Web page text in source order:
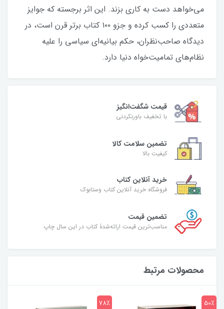
می‌خواهد دست به کاری بزند. این اثر برجسته که جوایز
متعددی را کسب کرده و جزو ۱۰۰ کتاب برتر قرن است، در
دیدگاه صاحب‌نظران، حکم بیانیه‌ای سیاسی را علیه
نظام‌های تمامیت‌خواه دنیا دارد.
قیمت شگفت‌انگیز
با تخفیف باورنکردنی
تضمین سلامت کالا
کیفیت بالا
خرید آنلاین کتاب
فروشگاه خرید آنلاین کتاب وستابوک
تضمین قیمت
مناسب‌ترین قیمت ارائه‌شدۀ کتاب در این سال چاپ
محصولات مرتبط
50٪ 78٪